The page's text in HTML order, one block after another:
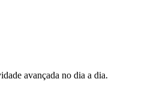
avançada no dia a dia.